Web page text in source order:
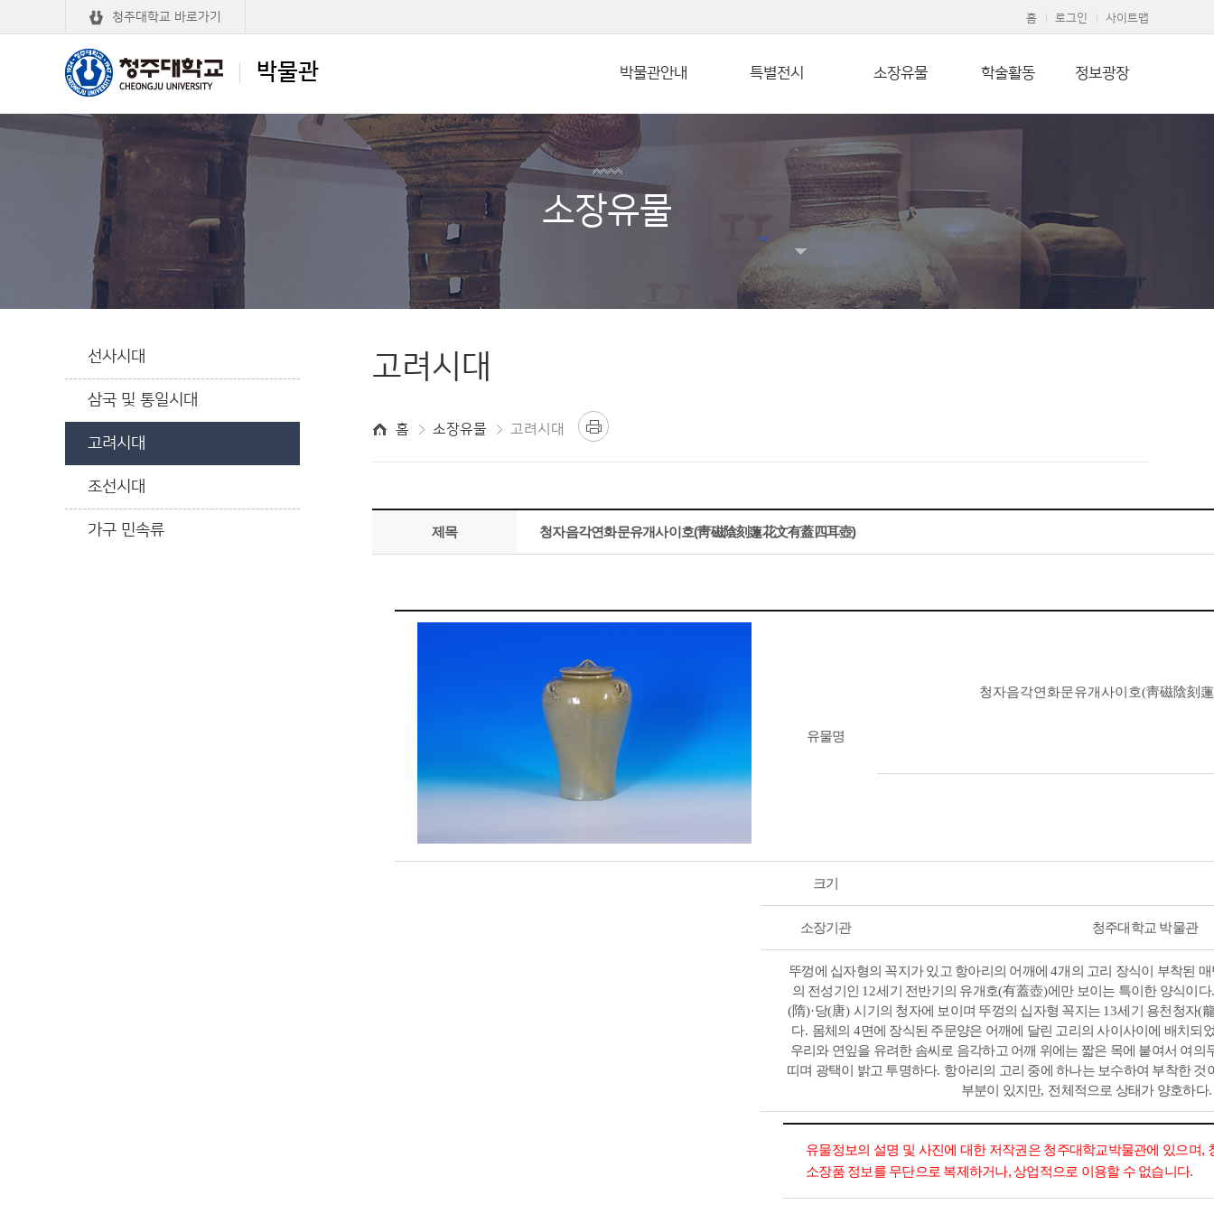
박물관
청주대학교 바로가기 홈 로그인 사이트맵
청주대학교
박물관
박물관안내 특별전시 소장유물 학술활동 정보광장
소장유물
선사시대
삼국 및 통일시대
고려시대
조선시대
가구 민속류
고려시대
홈 소장유물 고려시대
제목 청자음각연화문유개사이호(靑磁陰刻蓮花文有蓋四耳壺)
유물명
청자음각연화문유개사이호(靑磁陰刻
크기
소장기관 청주대학교 박물관
뚜껑에 십자형의 꼭지가 있고 항아리의 어깨에4개의 고리 장식이 부착된
의 전성기인 12세기 전반기의 유개호(有蓋壺)에만 보이는 특이한 양식이다
(隋)·당(唐)시기의 청자에 보이며 뚜껑의 십자형 꼭지는 13세기 용천청자(
다. 몸체의 4면에 장식된 주문양은 어깨에 달린 고리의 사이사이에 배치되
우리와 연잎을 유려한 솜씨로 음각하고 어깨 위에는 짧은 목에 붙여서 여의
띠며 광택이 밝고 투명하다. 항아리의 고리 중에 하나는 보수하여 부착한 것
부분이 있지만, 전체적으로 상태가 양호하다
유물정보의 설명 및 사진에 대한 저작권은 청주대학교박물관에 있으며,
소장품 정보를 무단으로 복제하거나, 상업적으로 이용할 수 없습니다.